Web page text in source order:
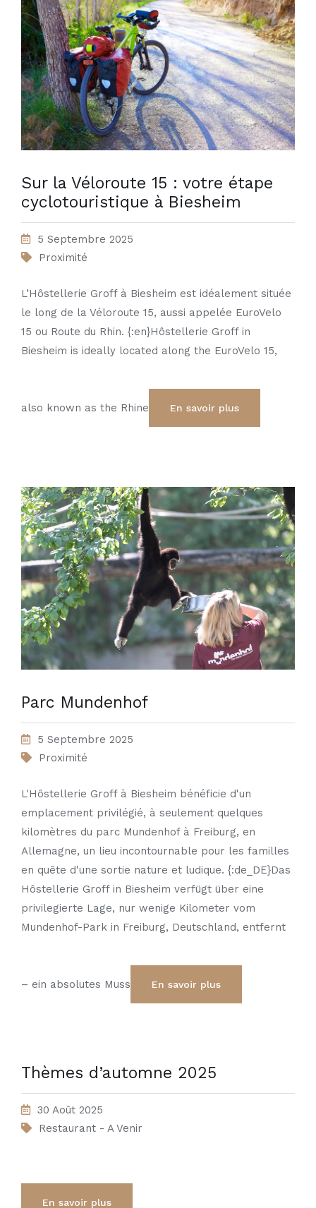
Sur la Véloroute 15 : votre étape
cyclotouristique à Biesheim
5 Septembre 2025
Proximité
L’Hôstellerie Groff à Biesheim est idéalement située
le long de la Véloroute 15, aussi appelée EuroVelo
15 ou Route du Rhin. {:en}Hôstellerie Groff in
Biesheim is ideally located along the EuroVelo 15,
also known as the Rhine En savoir plus
Parc Mundenhof
5 Septembre 2025
Proximité
L'Hôstellerie Groff à Biesheim bénéficie d'un
emplacement privilégié, à seulement quelques
kilomètres du parc Mundenhof à Freiburg, en
Allemagne, un lieu incontournable pour les familles
en quête d'une sortie nature et ludique. {:de_DE}Das
Hôstellerie Groff in Biesheim verfügt über eine
privilegierte Lage, nur wenige Kilometer vom
Mundenhof-Park in Freiburg, Deutschland, entfernt
– ein absolutes Muss En savoir plus
Thèmes d’automne 2025
30 Août 2025
Restaurant - A Venir
En savoir plus